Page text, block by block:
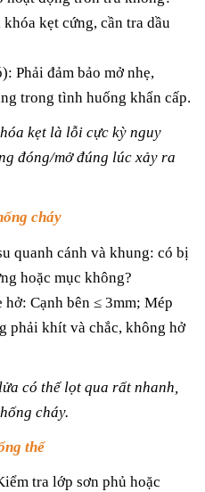
kẹt cứng, cần tra dầu
Phải đảm bảo mở nhẹ,
trong tình huống khẩn cấp.
kẹt là lỗi cực kỳ nguy
đóng/mở đúng lúc xảy ra
cháy
quanh cánh và khung: có bị
hoặc mục không?
Cạnh bên ≤ 3mm; Mép
phải khít và chắc, không hở
có thể lọt qua rất nhanh,
cháy.
thể
tra lớp sơn phủ hoặc